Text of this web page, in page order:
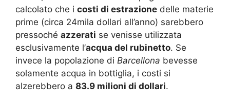
calcolato che i costi di estrazione delle materie
prime (circa 24mila dollari all’anno) sarebbero
pressoché azzerati se venisse utilizzata
esclusivamente l’acqua del rubinetto. Se
invece la popolazione di Barcellona bevesse
solamente acqua in bottiglia, i costi si
alzerebbero a 83.9 milioni di dollari.